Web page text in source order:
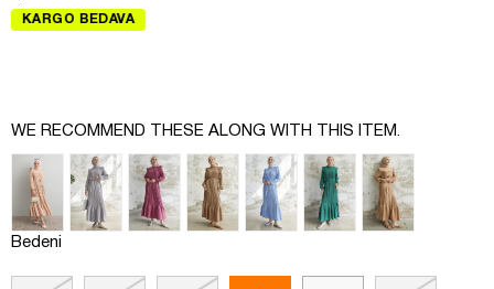
KARGO BEDAVA
WE RECOMMEND THESE ALONG WITH THIS ITEM.
Bedeni